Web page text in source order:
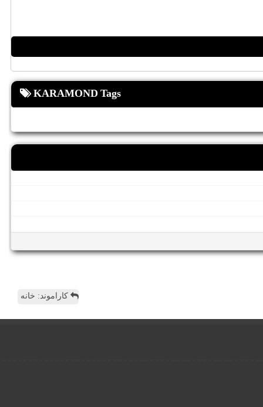
KARAMOND Tags
کاراموند: خانه